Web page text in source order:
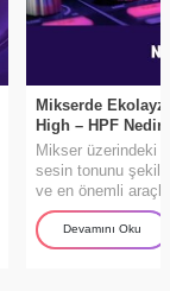
Mikserde
High – HPF
Mikser üzerindeki
sesin tonunu
ve en önemli
stüdyosunda,
çalışıyor olun,
ve profesyonel bir
Devamını Oku